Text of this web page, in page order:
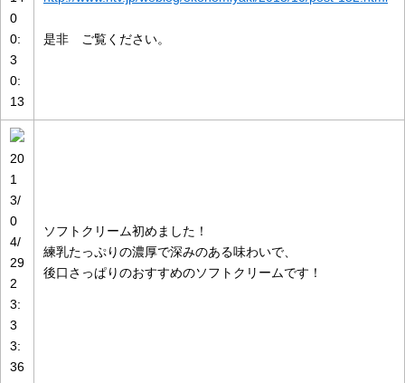
0
0:
3
0:
13
是非 ご覧ください。
20
1
3/
0
4/
29
2
3:
3
3:
36
ソフトクリーム初めました！
練乳たっぷりの濃厚で深みのある味わいで、
後口さっぱりのおすすめのソフトクリームです！